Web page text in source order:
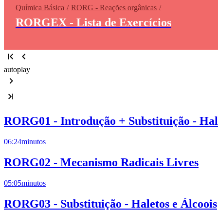
Química Básica RORG - Reações orgânicas
RORGEX - Lista de Exercícios
autoplay
RORG01 - Introdução + Substituição -
06:24minutos
RORG02 - Mecanismo Radicais Livres
05:05minutos
RORG03 - Substituição - Haletos e Álcoois